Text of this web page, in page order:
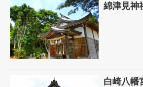
綿津見神
白崎八幡